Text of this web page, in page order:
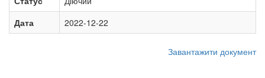
Дата
2022-12-22
Завантажити документ